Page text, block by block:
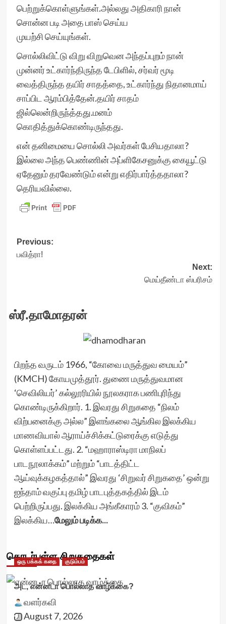
பெற்றுக்கொள்ளுங்கள்.அல்லது அதிகாரி நான்
சொன்ன படி அதை பாஸ் செய்ய
முயற்சி செய்யுங்கள்.
சொல்லிவிட்டு விறு விறுவென அந்தப்புறம் நான்
முன்னர் உட்கார்ந்திருந்த டேபிளில், சர்வர் மூடி
வைத்திருந்த தயிர் சாதத்தை, உட்கார்ந்து நிதானமாய்
சாப்பிட ஆரம்பித்தேன்.தயிர் சாதம்
ஜில்லென்றிருந்த்தது.மனம்
கொதித்துக்கொண்டிருந்தது.
என் தனிமையை சொல்லி அவர்கள் பேசியதாலா?
இல்லை அந்த பெண்ணின் அப்ளிகேசனுக்கு கையூட்டு
ஏதேனும் தரவேண்டும் என்று எதிர்பார்த்ததாலா?
தெரியவில்லை.
Post
navigation
Previous:
பவித்ரா!
Next:
மெய்தீண்டா ஸ்பரிசம்
ஸ்ரீ.தாமோதரன்
பிறந்த வருடம் 1966, “கோவை மருத்துவ மையம்”
(KMCH) கோயமுத்தூர். துணை மருத்துவமான
‘செவிலியர்’ கல்லூரியில் நூலகராக பணிபுரிந்து
கொண்டிருக்கிறார். 1. இவரது சிறுகதை “நிலம்
விற்பனைக்கு அல்ல” இளங்கலை ஆங்கில இலக்கிய
மாணவியால் ஆராய்ச்சிக்கட்டுரைக்கு எடுத்து
கொள்ளப்பட்டது. 2. “மஹாராஸ்டிரா மாநிலப்
பாடநூலாக்கம்” மற்றும் “பாடத்திட்ட
ஆய்வுக்கழகத்தால்” இவரது ‘சிறுவர் சிறுகதை’ ஒன்று
ஐந்தாம் வகுப்பு தமிழ் பாடபுத்தகத்தில் இடம்
பெற்றிருப்பது. இலக்கிய அங்கீகாரம் 3. “குவிகம்”
இலக்கிய…மேலும் படிக்க...
தொடர்புள்ள சிறுகதைகள்
ஒரு பக்கக் கதை குடும்பம்
அட, என்னடா பொல்லாத வாழ்க்கை?
வளர்கவி
August 7, 2026